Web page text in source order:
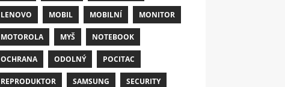
LENOVO MOBIL MOBILNÍ MONITOR
MOTOROLA MYŠ NOTEBOOK
OCHRANA ODOLNÝ POCITAC
REPRODUKTOR SAMSUNG SECURITY